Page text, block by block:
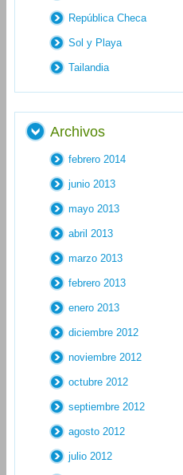
República Checa
Sol y Playa
Tailandia
Archivos
febrero 2014
junio 2013
mayo 2013
abril 2013
marzo 2013
febrero 2013
enero 2013
diciembre 2012
noviembre 2012
octubre 2012
septiembre 2012
agosto 2012
julio 2012